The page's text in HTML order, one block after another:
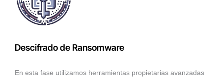
Descifrado de Ransomware
En esta fase utilizamos herramientas propietarias avanzadas